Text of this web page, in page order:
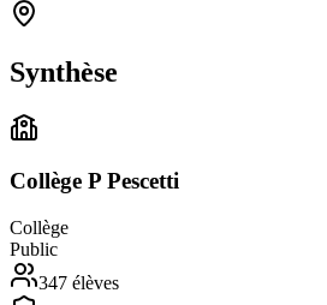
Synthèse
Collège P Pescetti
Collège
Public
347 élèves